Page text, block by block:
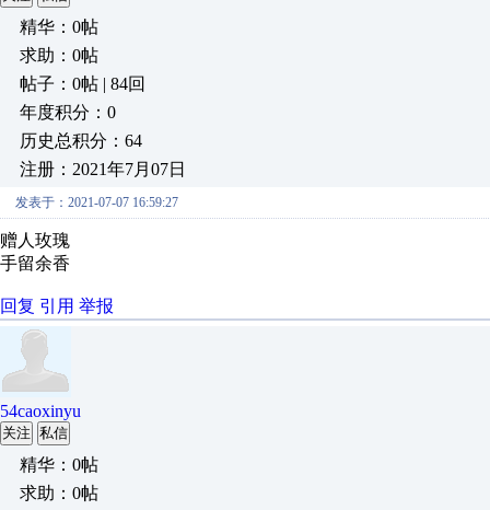
精华：0帖
求助：0帖
帖子：0帖 | 84回
年度积分：0
历史总积分：64
注册：2021年7月07日
发表于：2021-07-07 16:59:27
赠人玫瑰
手留余香
回复 引用 举报
54caoxinyu
关注 私信
精华：0帖
求助：0帖